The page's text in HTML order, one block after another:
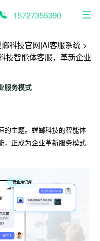
15727355390
科技官网|AI客服系统 >
技智能体客服，革新企业
服务模式
的主题。螳螂科技的智能体
，正成为企业革新服务模式